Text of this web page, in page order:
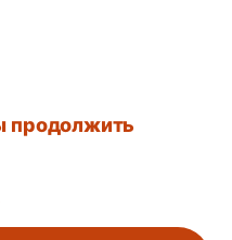
продолжить